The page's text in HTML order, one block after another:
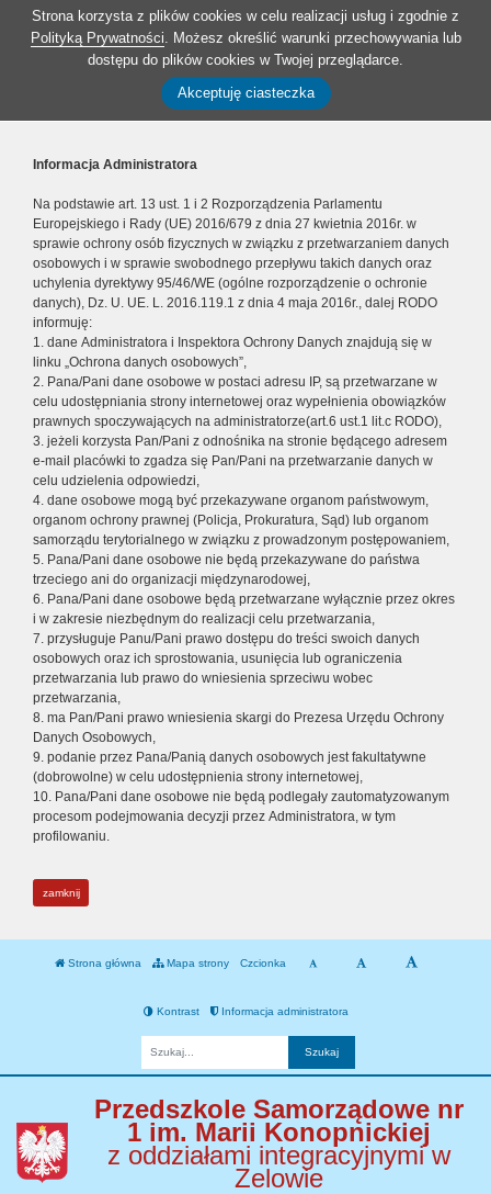
Strona korzysta z plików cookies w celu realizacji usług i zgodnie z
Polityką Prywatności. Możesz określić warunki przechowywania lub
dostępu do plików cookies w Twojej przeglądarce.
Akceptuję ciasteczka
Informacja Administratora
Na podstawie art. 13 ust. 1 i 2 Rozporządzenia Parlamentu
Europejskiego i Rady (UE) 2016/679 z dnia 27 kwietnia 2016r. w
sprawie ochrony osób fizycznych w związku z przetwarzaniem danych
osobowych i w sprawie swobodnego przepływu takich danych oraz
uchylenia dyrektywy 95/46/WE (ogólne rozporządzenie o ochronie
danych), Dz. U. UE. L. 2016.119.1 z dnia 4 maja 2016r., dalej RODO
informuję:
1. dane Administratora i Inspektora Ochrony Danych znajdują się w
linku „Ochrona danych osobowych”,
2. Pana/Pani dane osobowe w postaci adresu IP, są przetwarzane w
celu udostępniania strony internetowej oraz wypełnienia obowiązków
prawnych spoczywających na administratorze(art.6 ust.1 lit.c RODO),
3. jeżeli korzysta Pan/Pani z odnośnika na stronie będącego adresem
e-mail placówki to zgadza się Pan/Pani na przetwarzanie danych w
celu udzielenia odpowiedzi,
4. dane osobowe mogą być przekazywane organom państwowym,
organom ochrony prawnej (Policja, Prokuratura, Sąd) lub organom
samorządu terytorialnego w związku z prowadzonym postępowaniem,
5. Pana/Pani dane osobowe nie będą przekazywane do państwa
trzeciego ani do organizacji międzynarodowej,
6. Pana/Pani dane osobowe będą przetwarzane wyłącznie przez okres
i w zakresie niezbędnym do realizacji celu przetwarzania,
7. przysługuje Panu/Pani prawo dostępu do treści swoich danych
osobowych oraz ich sprostowania, usunięcia lub ograniczenia
przetwarzania lub prawo do wniesienia sprzeciwu wobec
przetwarzania,
8. ma Pan/Pani prawo wniesienia skargi do Prezesa Urzędu Ochrony
Danych Osobowych,
9. podanie przez Pana/Panią danych osobowych jest fakultatywne
(dobrowolne) w celu udostępnienia strony internetowej,
10. Pana/Pani dane osobowe nie będą podlegały zautomatyzowanym
procesom podejmowania decyzji przez Administratora, w tym
profilowaniu.
zamknij
Strona główna Mapa strony Czcionka
Kontrast Informacja administratora
Przedszkole Samorządowe nr
1 im. Marii Konopnickiej
z oddziałami integracyjnymi w
Zelowie